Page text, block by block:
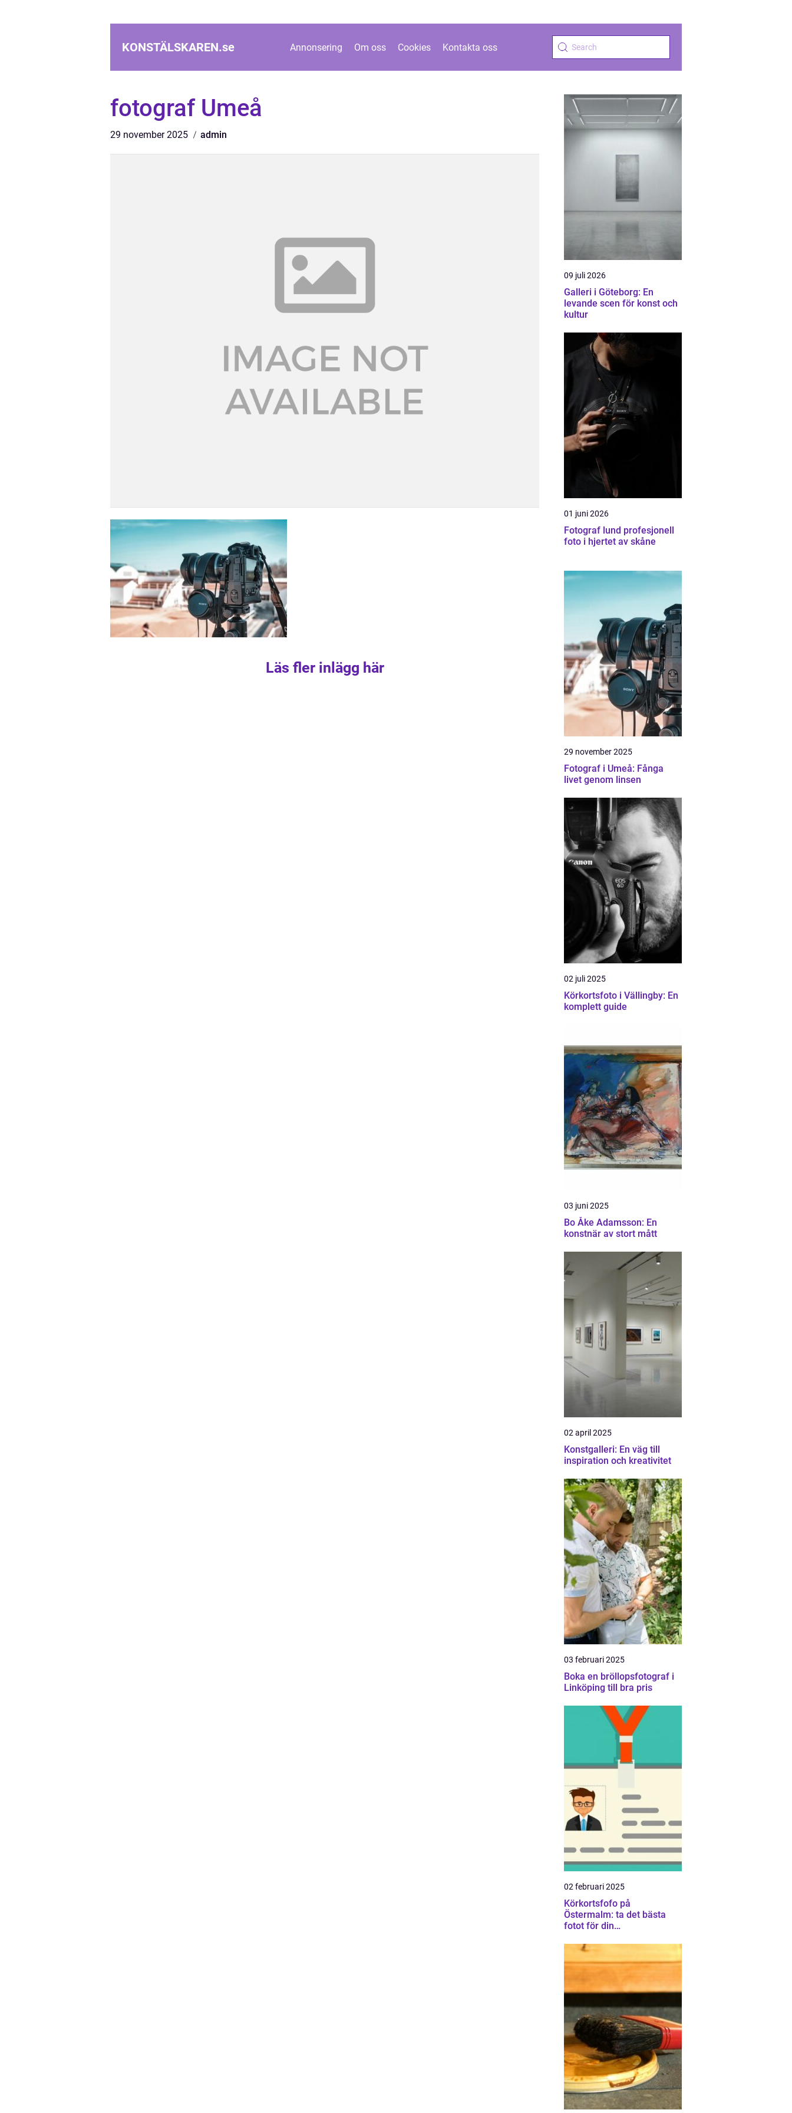
KONSTÄLSKAREN.se Annonsering Om oss Cookies Kontakta oss
fotograf Umeå
29 november 2025 admin
Läs fler inlägg här
09 juli 2026
Galleri i Göteborg: En
levande scen för konst och
kultur
01 juni 2026
Fotograf lund profesjonell
foto i hjertet av skåne
29 november 2025
Fotograf i Umeå: Fånga
livet genom linsen
02 juli 2025
Körkortsfoto i Vällingby: En
komplett guide
03 juni 2025
Bo Åke Adamsson: En
konstnär av stort mått
02 april 2025
Konstgalleri: En väg till
inspiration och kreativitet
03 februari 2025
Boka en bröllopsfotograf i
Linköping till bra pris
02 februari 2025
Körkortsfofo på
Östermalm: ta det bästa
fotot för din